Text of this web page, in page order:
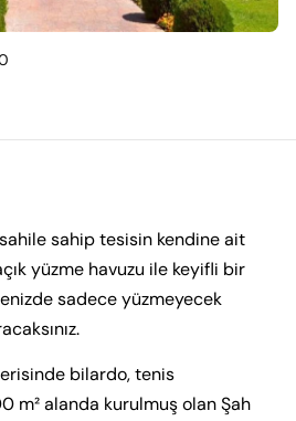
sahip tesisin kendine ait
yüzme havuzu ile keyifli bir
sadece yüzmeyecek
bilardo, tenis
m² alanda kurulmuş olan Şah